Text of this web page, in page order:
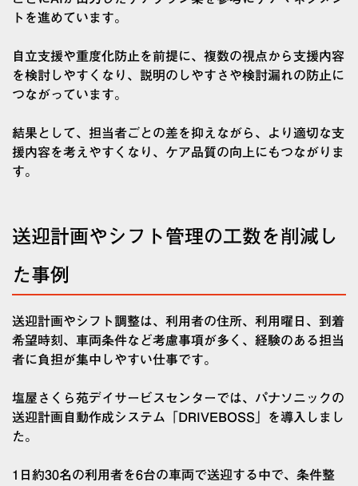
トを進めています。
自立支援や重度化防止を前提に、複数の視点から支援内容
を検討しやすくなり、説明のしやすさや検討漏れの防止に
つながっています。
結果として、担当者ごとの差を抑えながら、より適切な支
援内容を考えやすくなり、ケア品質の向上にもつながりま
す。
送迎計画やシフト管理の工数を削減し
た事例
送迎計画やシフト調整は、利用者の住所、利用曜日、到着
希望時刻、車両条件など考慮事項が多く、経験のある担当
者に負担が集中しやすい仕事です。
塩屋さくら苑デイサービスセンターでは、パナソニックの
送迎計画自動作成システム「DRIVEBOSS」を導入しまし
た。
1日約30名の利用者を6台の車両で送迎する中で、条件整